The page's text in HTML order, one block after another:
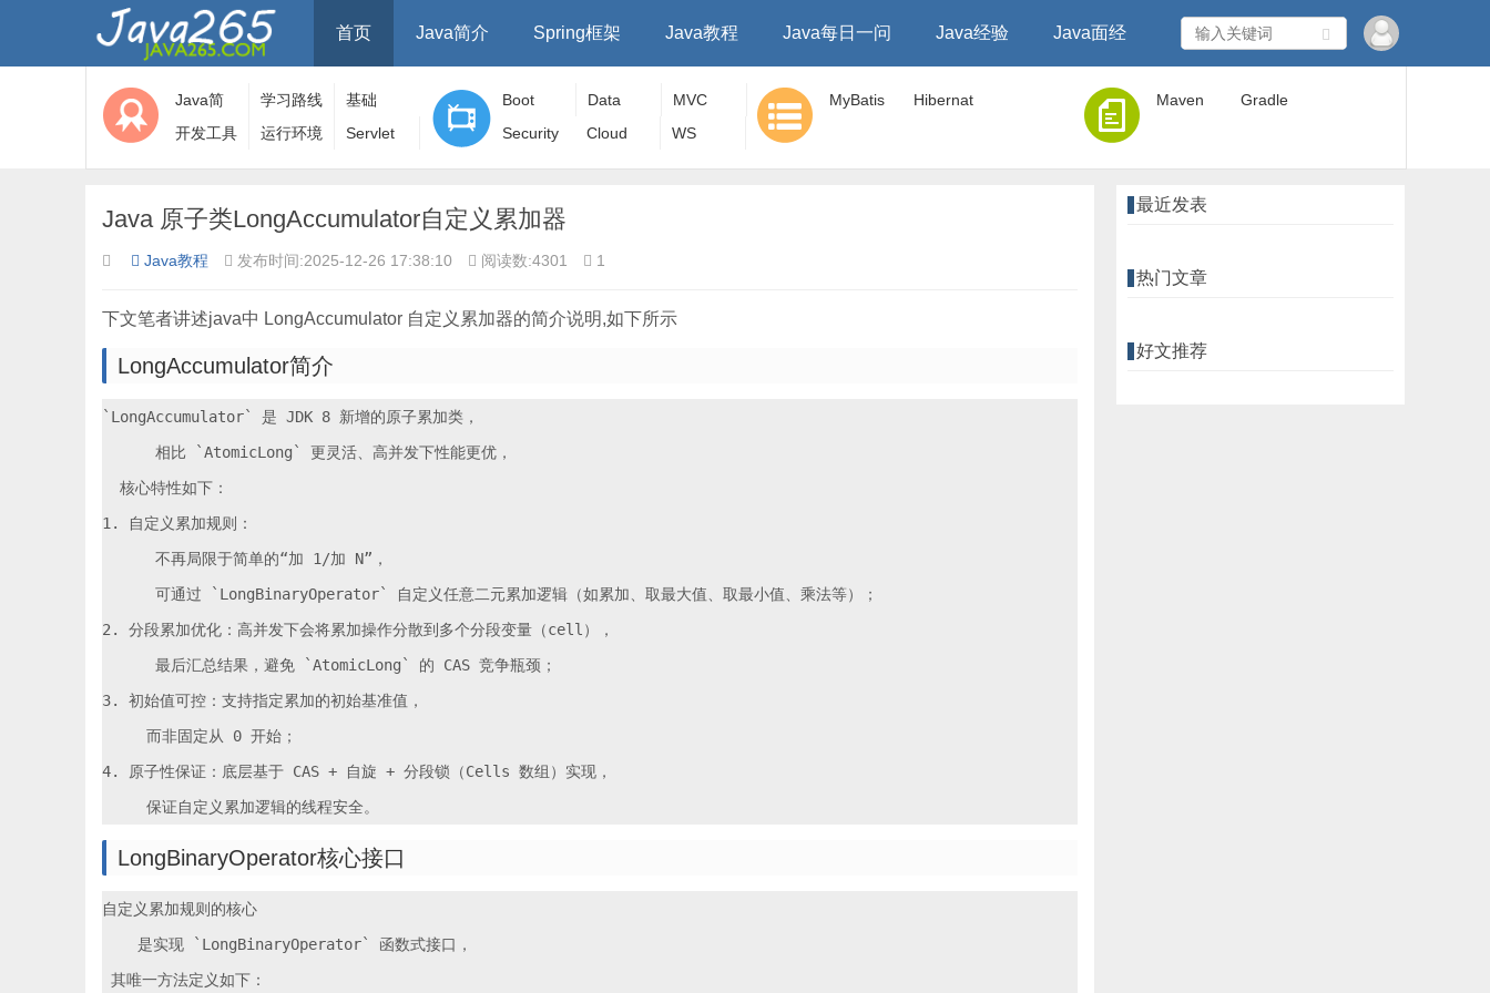
首页 Java简介 Spring框架 Java教程 Java每日一问 Java经验 Java面经
Java简
介
学习路线
基础
开发工具
运行环境 Servlet
Boot Data
MVC
Security
Cloud WS
MyBatis
Hibernat
Maven Gradle
Java 原子类LongAccumulator自定义累加器
Java教程 发布时间:2025-12-26 17:38:10 阅读数:4301 1
下文笔者讲述java中 LongAccumulator 自定义累加器的简介说明,如下所示
LongAccumulator简介
`LongAccumulator` 是 JDK 8 新增的原子累加类，
      相比 `AtomicLong` 更灵活、高并发下性能更优，
  核心特性如下：
1. 自定义累加规则：
      不再局限于简单的“加 1/加 N”，
      可通过 `LongBinaryOperator` 自定义任意二元累加逻辑（如累加、取最大值、取最小值、乘法等）；
2. 分段累加优化：高并发下会将累加操作分散到多个分段变量（cell），
      最后汇总结果，避免 `AtomicLong` 的 CAS 竞争瓶颈；
3. 初始值可控：支持指定累加的初始基准值，
     而非固定从 0 开始；
4. 原子性保证：底层基于 CAS + 自旋 + 分段锁（Cells 数组）实现，
LongBinaryOperator核心接口
自定义累加规则的核心
    是实现 `LongBinaryOperator` 函数式接口，
其唯一方法定义如下：
最近发表
热门文章
好文推荐